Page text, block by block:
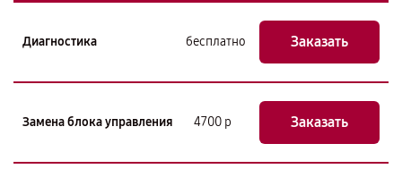
Диагностика бесплатно Заказать
Замена блока управления 4700 р Заказать